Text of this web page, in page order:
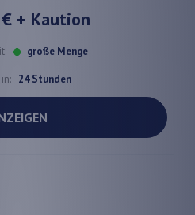
+ Kaution
große Menge
24 Stunden